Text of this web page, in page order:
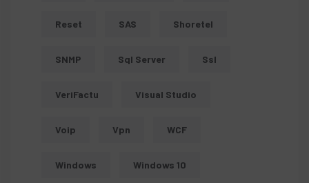
Reset SAS Shoretel
SNMP Sql Server Ssl
VeriFactu Visual Studio
Voip Vpn WCF
Windows Windows 10